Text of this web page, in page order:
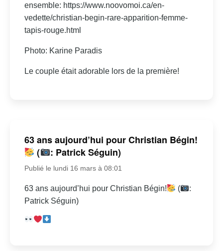
ensemble: https://www.noovomoi.ca/en-
vedette/christian-begin-rare-apparition-femme-
tapis-rouge.html
Photo: Karine Paradis
Le couple était adorable lors de la première!
63 ans aujourd’hui pour Christian Bégin!
(
: Patrick Séguin)
Publié le lundi 16 mars à 08:01
63 ans aujourd’hui pour Christian Bégin! (
:
Patrick Séguin)